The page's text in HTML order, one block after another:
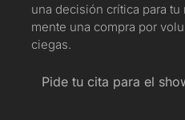
una decisión crítica para
mente una compra por
ciegas.
Pide tu cita para el